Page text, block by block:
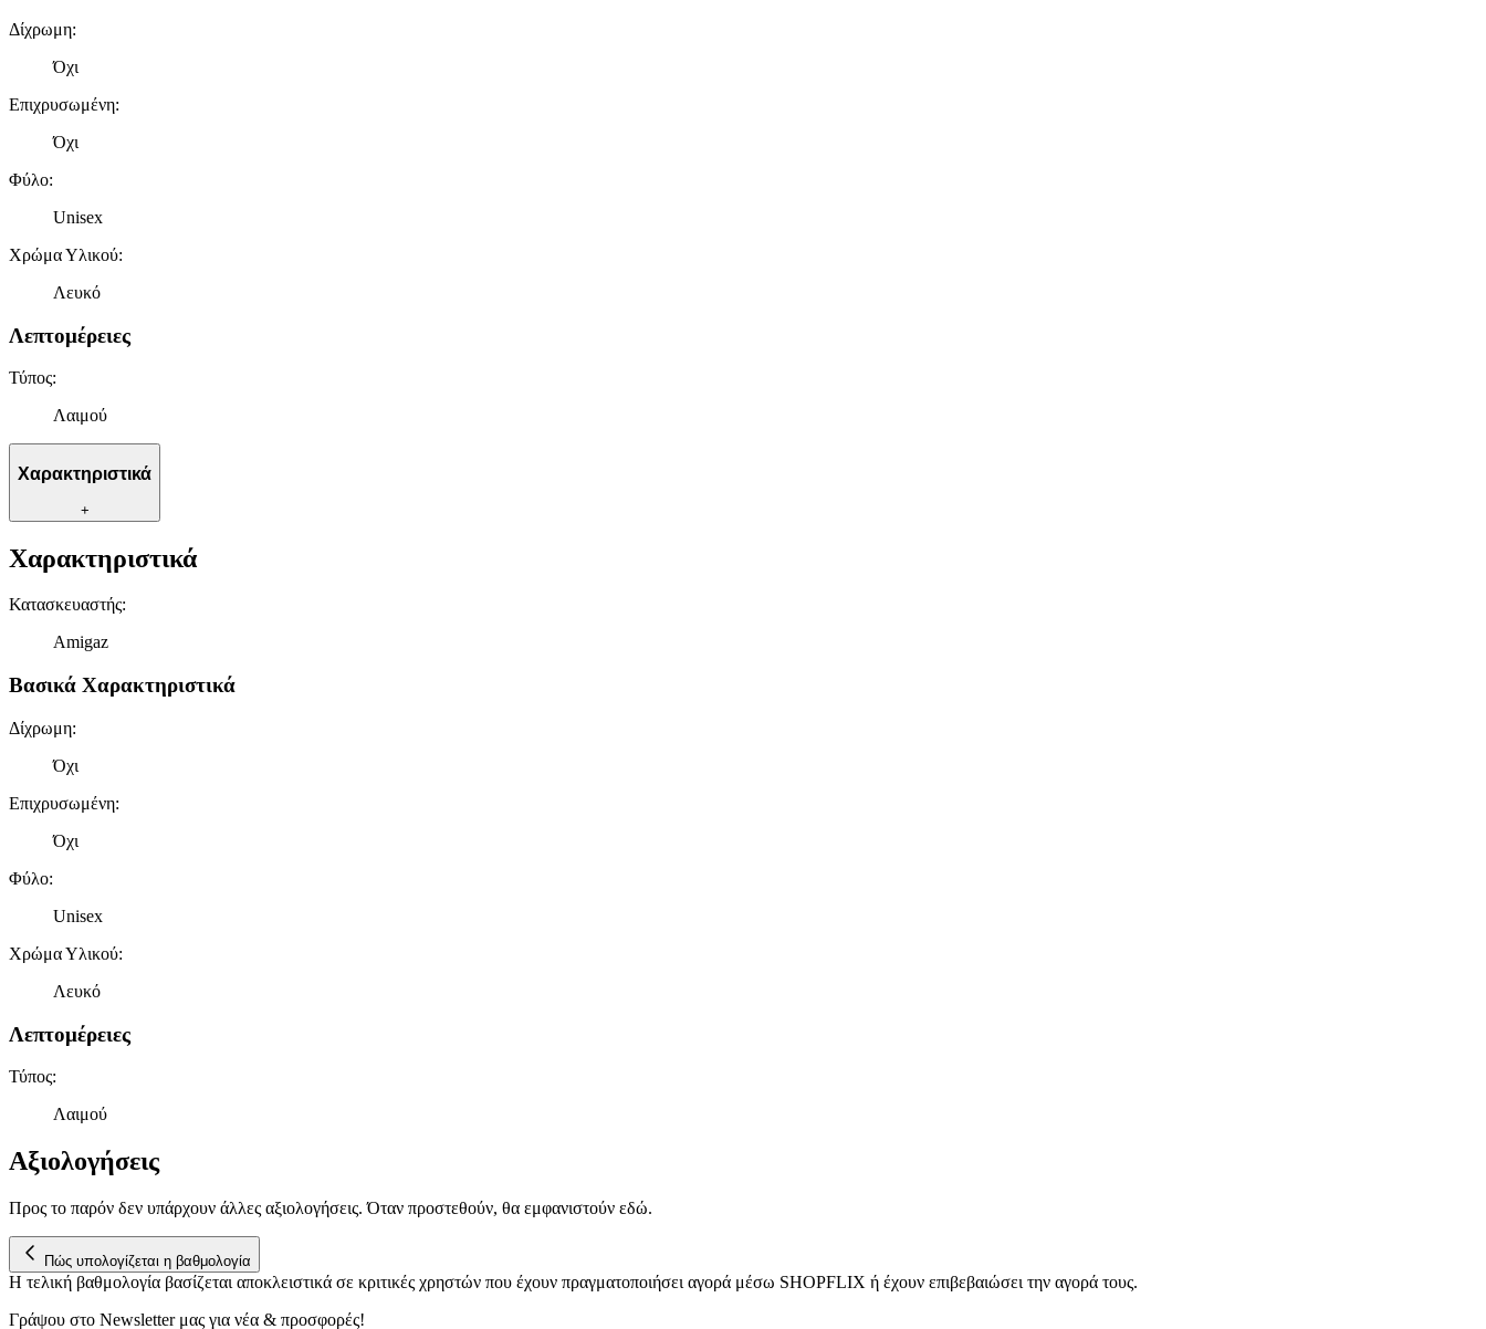
Δίχρωμη:
Όχι
Επιχρυσωμένη:
Όχι
Φύλο:
Unisex
Χρώμα Υλικού:
Λευκό
Λεπτομέρειες
Τύπος:
Λαιμού
Χαρακτηριστικά
+
Χαρακτηριστικά
Κατασκευαστής:
Amigaz
Βασικά Χαρακτηριστικά
Δίχρωμη:
Όχι
Επιχρυσωμένη:
Όχι
Φύλο:
Unisex
Χρώμα Υλικού:
Λευκό
Λεπτομέρειες
Τύπος:
Λαιμού
Αξιολογήσεις
Προς το παρόν δεν υπάρχουν άλλες αξιολογήσεις. Όταν προστεθούν, θα εμφανιστούν εδώ.
Πώς υπολογίζεται η βαθμολογία
Η τελική βαθμολογία βασίζεται αποκλειστικά σε κριτικές χρηστών που έχουν πραγματοποιήσει αγορά μέσω SHOPFLIX ή έχουν επιβεβαιώσει την αγορά τους.
Γράψου στο Νewsletter μας για νέα & προσφορές!